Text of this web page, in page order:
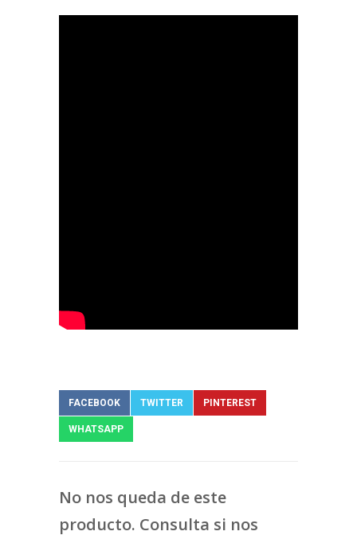
FACEBOOK TWITTER PINTEREST
WHATSAPP
No nos queda de este
producto. Consulta si nos